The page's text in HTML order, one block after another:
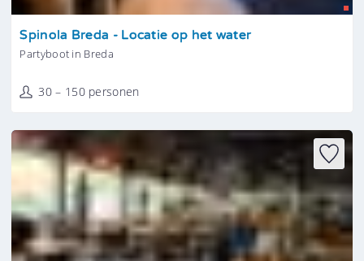
Tonen
Spinola Breda - Locatie op het water
Partyboot in Breda
30 – 150 personen